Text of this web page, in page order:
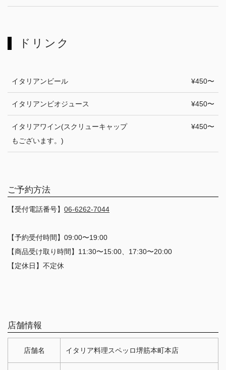
ドリンク
イタリアンビール ¥450〜
イタリアンビオジュース ¥450〜
イタリアワイン(スクリューキャップ
もございます。)
¥450〜
ご予約方法
【受付電話番号】 06-6262-7044
【予約受付時間】09:00〜19:00
【商品受け取り時間】11:30〜15:00、17:30〜20:00
【定休日】不定休
店舗情報
店舗名 イタリア料理スペッロ堺筋本町本店